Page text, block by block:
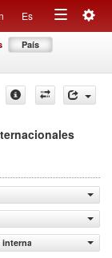
Es
Toggle
País
actuales)